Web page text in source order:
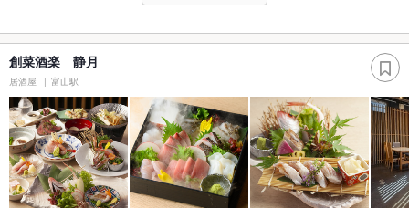
創菜酒楽 静月
居酒屋 富山駅